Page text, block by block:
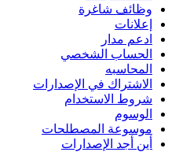
وظائف شاغرة
إعلانات
ادعم مدار
الحساب الشخصي
المحاسبه
الاشتراك في الإصدارات
شروط الاستخدام
الوسوم
موسوعة المصطلحات
أين أجد الإصدارات